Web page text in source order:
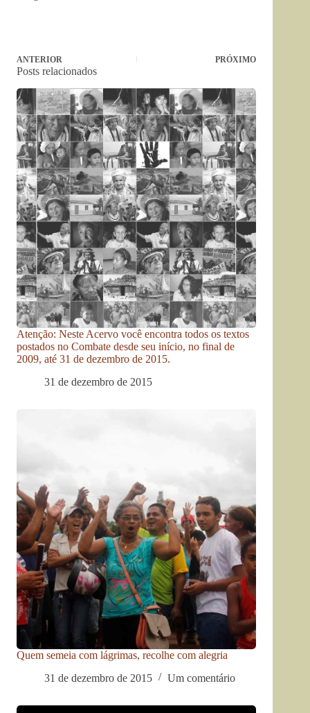
ANTERIOR PRÓXIMO
Posts relacionados
Atenção: Neste Acervo você encontra todos os textos
postados no Combate desde seu início, no final de
2009, até 31 de dezembro de 2015.
31 de dezembro de 2015
Quem semeia com lágrimas, recolhe com alegria
31 de dezembro de 2015
Um comentário